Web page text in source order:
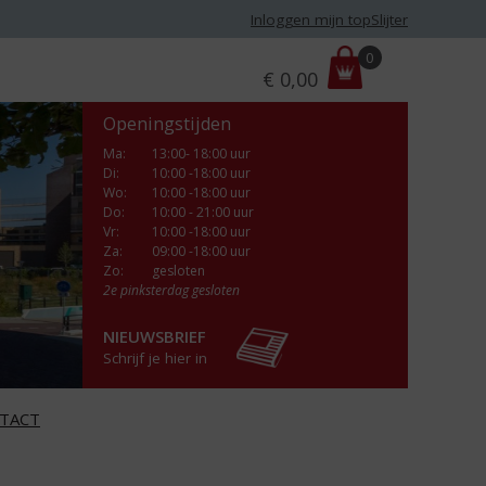
Inloggen mijn topSlijter
r
i
€ 0,00
0
Openingstijden
Ma:
13:00- 18:00 uur
Di:
10:00 -18:00 uur
Wo:
10:00 -18:00 uur
Do:
10:00 - 21:00 uur
Vr:
10:00 -18:00 uur
Za:
09:00 -18:00 uur
Zo:
gesloten
2e pinksterdag gesloten
NIEUWSBRIEF
Schrijf je hier in